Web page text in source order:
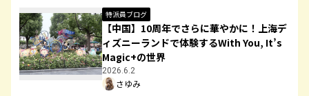
特派員ブログ
【中国】10周年でさらに華やかに！上海デ
ィズニーランドで体験するWith You, It’s
Magic+の世界
2026.6.2
さゆみ